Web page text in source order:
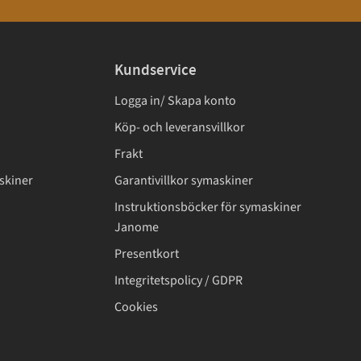
Kundservice
Logga in/ Skapa konto
Köp- och leveransvillkor
Frakt
Garantivillkor symaskiner
Instruktionsböcker för symaskiner
Janome
Presentkort
Integritetspolicy / GDPR
Cookies